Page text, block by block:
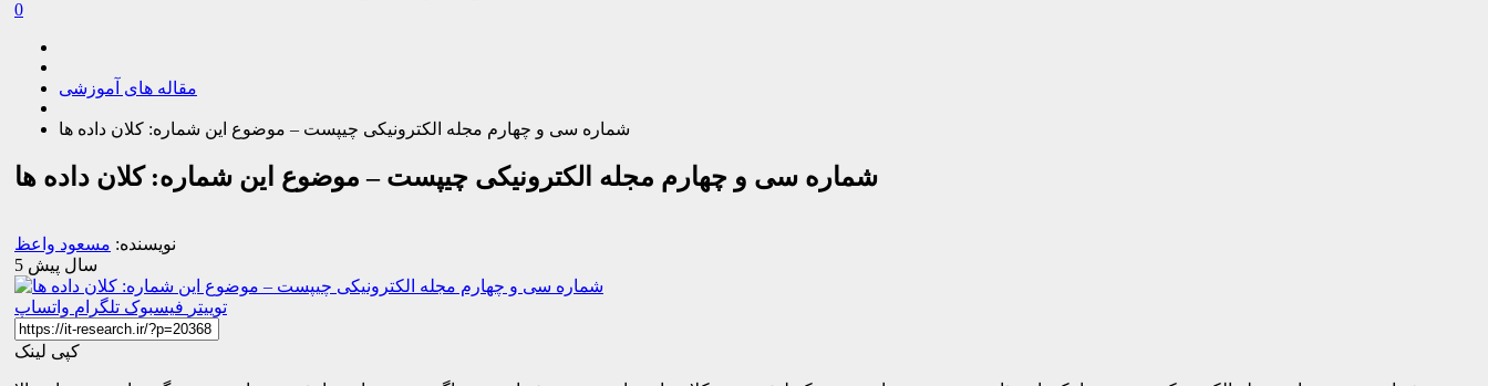
0
مقاله های آموزشی
شماره سی و چهارم مجله الکترونیکی چیپست – موضوع این شماره: کلان داده ها
شماره سی و چهارم مجله الکترونیکی چیپست – موضوع این شماره: کلان داده ها
نویسنده: مسعود واعظ
5 سال پیش
توییتر فیسبوک تلگرام واتساپ
کپی لینک